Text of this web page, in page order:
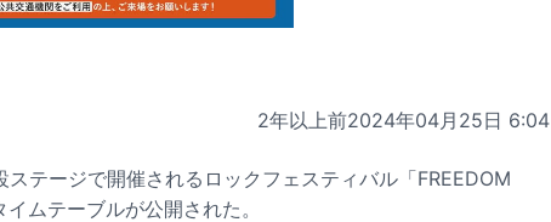
2年以上前2024年04月25日 6:04
テージで開催されるロックフェスティバル「FREEDOM
ムテーブルが公開された。